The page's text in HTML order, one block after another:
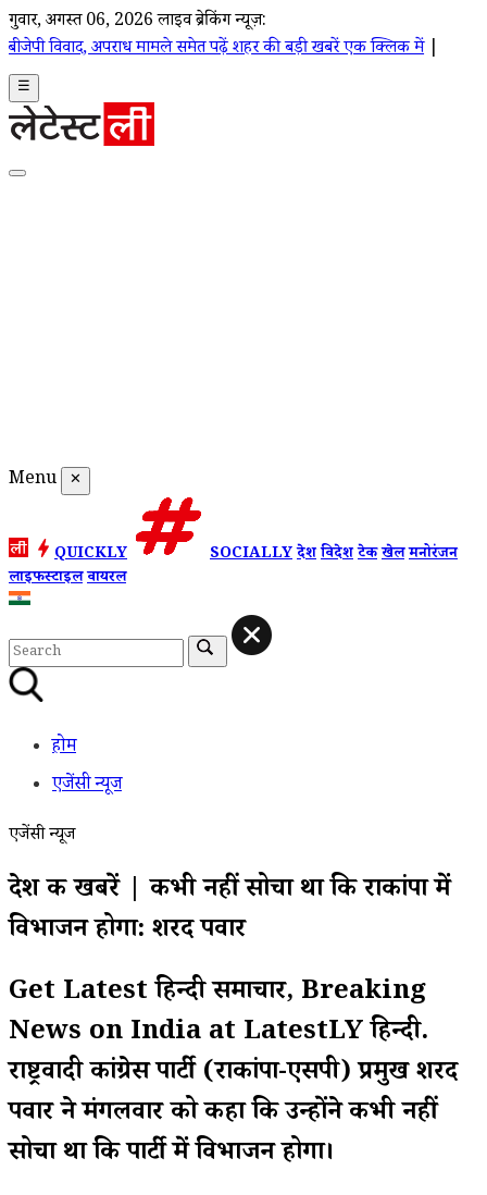
गुरूवार, अगस्त 06, 2026 लाइव ब्रेकिंग न्यूज़:
अपराध मामले समेत पढ़ें शहर की बड़ी खबरें एक क्लिक में|
☰
Menu ✕
QUICKLY SOCIALLYदेशविदेशटेकखेलमनोरंजन
लाइफस्टाइलवायरल
होम
एजेंसी न्यूज
एजेंसी न्यूज
देश की खबरें | कभी नहीं सोचा था कि राकांपा में
विभाजन होगा: शरद पवार
Get Latest हिन्दी समाचार, Breaking
News on India at LatestLY हिन्दी.
राष्ट्रवादी कांग्रेस पार्टी (राकांपा-एसपी) प्रमुख शरद
पवार ने मंगलवार को कहा कि उन्होंने कभी नहीं
सोचा था कि पार्टी में विभाजन होगा।